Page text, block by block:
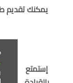
يمكنك تقديم
إستمتع